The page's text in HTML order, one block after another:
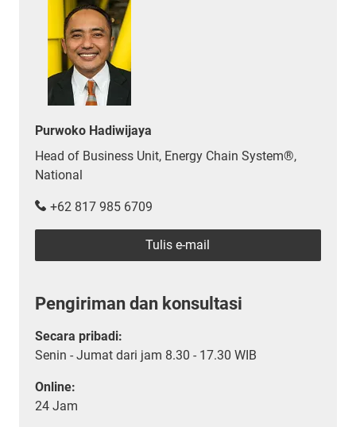
Purwoko Hadiwijaya
Head of Business Unit, Energy Chain System®,
National
+62 817 985 6709
Tulis e-mail
Pengiriman dan konsultasi
Secara pribadi:
Senin - Jumat dari jam 8.30 - 17.30 WIB
Online:
24 Jam